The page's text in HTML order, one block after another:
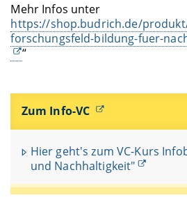
Zum Info-VC
Hier geht's zum VC-Kurs
und Nachhaltigkeit"
Mehr Infos unter
https://shop.budrich.de/
forschungsfeld-bildung-fuer-
“